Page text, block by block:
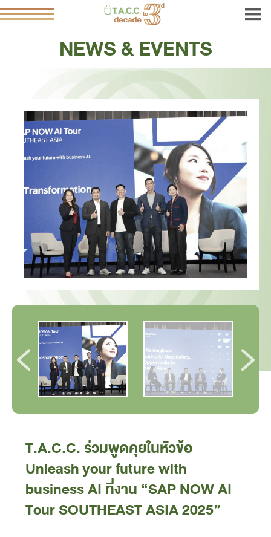
NEWS & EVENTS
T.A.C.C. ร่วมพูดคุยในหัวข้อ
Unleash your future with
business AI ที่งาน “SAP NOW AI
Tour SOUTHEAST ASIA 2025”